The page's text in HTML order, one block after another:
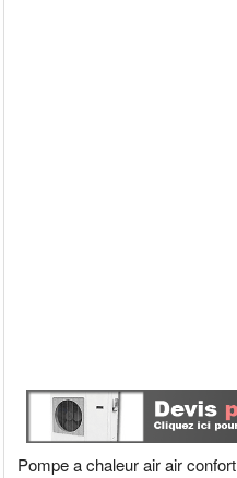
Pompe a chaleur air air confort